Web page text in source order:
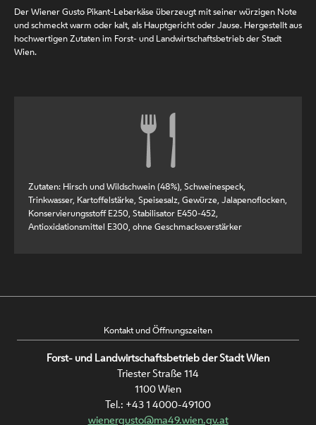
Der Wiener Gusto Pikant-Leberkäse überzeugt mit seiner würzigen Note
und schmeckt warm oder kalt, als Hauptgericht oder Jause. Hergestellt aus
hochwertigen Zutaten im Forst- und Landwirtschaftsbetrieb der Stadt
Wien.
Zutaten: Hirsch und Wildschwein (48%), Schweinespeck,
Trinkwasser, Kartoffelstärke, Speisesalz, Gewürze, Jalapenoflocken,
Konservierungsstoff E250, Stabilisator E450-452,
Antioxidationsmittel E300, ohne Geschmacksverstärker
Kontakt und Öffnungszeiten
Forst- und Landwirtschaftsbetrieb der Stadt Wien
Triester Straße 114
1100 Wien
Tel.: +43 1 4000-49100
wienergusto@ma49.wien.gv.at